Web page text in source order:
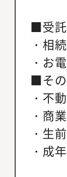
■受
・相
・お
■そ
・不
・商
・生
・成